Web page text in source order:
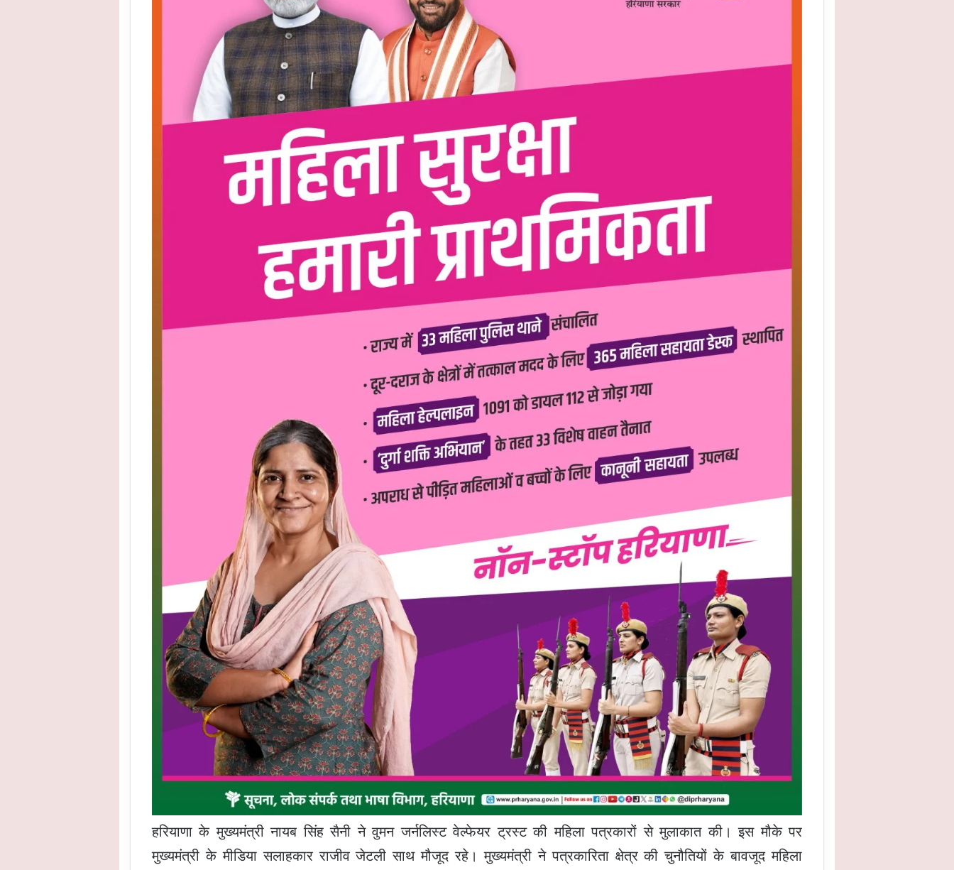
हरियाणा के मुख्यमंत्री नायब सिंह सैनी ने वुमन जर्नलिस्ट वेल्फेयर ट्रस्ट की महिला पत्रकारों से मुलाकात की। इस मौके पर
मुख्यमंत्री के मीडिया सलाहकार राजीव जेटली साथ मौजूद रहे। मुख्यमंत्री ने पत्रकारिता क्षेत्र की चुनौतियों के बावजूद महिला